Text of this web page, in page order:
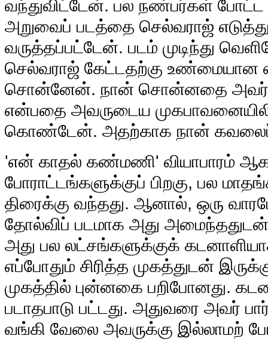
வந்துவிட்டேன். பல நண்பர்கள்
அறுவைப் படத்தை செல்வராஜ்
வருத்தப்பட்டேன். படம் முடிந்து
செல்வராஜ் கேட்டதற்கு உண்மையான
சொன்னேன். நான் சொன்னதை அவர்
என்பதை அவருடைய
கொண்டேன். அதற்காக நான்
'என் காதல் கண்மணி' வியாபாரம்
போராட்டங்களுக்குப் பிறகு, பல
திரைக்கு வந்தது. ஆனால், ஒரு
தோல்விப் படமாக அது
அது பல லட்சங்களுக்குக்
எப்போதும் சிரித்த முகத்துடன்
முகத்தில் புன்னகை பறிபோனது.
படாதபாடு பட்டது. அதுவரை அவர்
வங்கி வேலை அவருக்கு இல்லாமற்